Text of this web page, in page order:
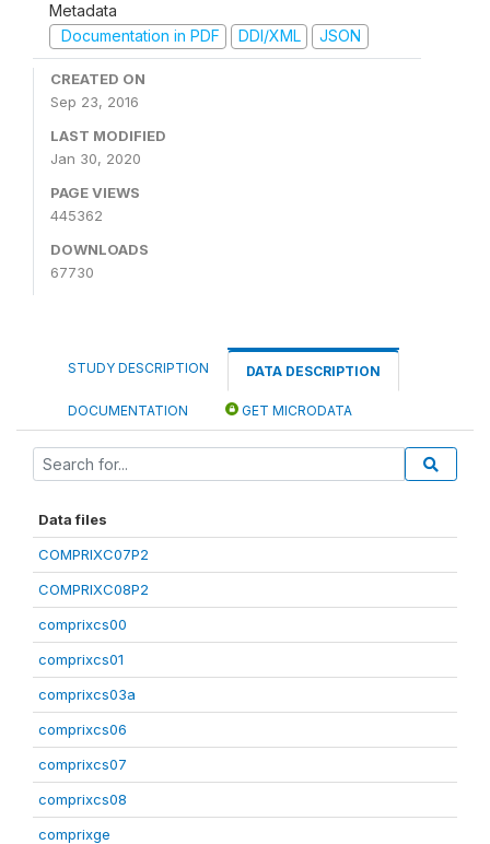
Metadata
Documentation in PDF
DDI/XML JSON
CREATED ON
Sep 23, 2016
LAST MODIFIED
Jan 30, 2020
PAGE VIEWS
445362
DOWNLOADS
67730
STUDY DESCRIPTION DATA DESCRIPTION
DOCUMENTATION GET MICRODATA
Data files
COMPRIXC07P2
COMPRIXC08P2
comprixcs00
comprixcs01
comprixcs03a
comprixcs06
comprixcs07
comprixcs08
comprixge